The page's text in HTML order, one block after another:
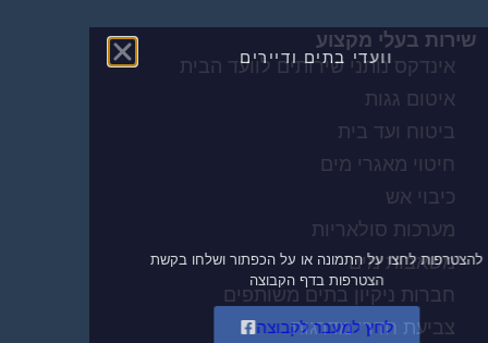
שירות בעלי מקצוע
אינדקס נותני שירותים לוועד הבית
איטום גגות
ביטוח ועד בית
חיטוי מאגרי מים
כיבוי אש
מערכות סולאריות
משאבות מים
חברות ניקיון בתים משותפים
צביעת חדרי מדרגות
וועדי בתים ודיירים
הצטרפו עכשיו לקבוצת
הפייסבוק הגדולה
בישראל הנותנת מענה
להצטרפות לחצו על התמונה או על הכפתור ושלחו בקשת
הצטרפות בדף הקבוצה
לחץ למעבר לקבוצה